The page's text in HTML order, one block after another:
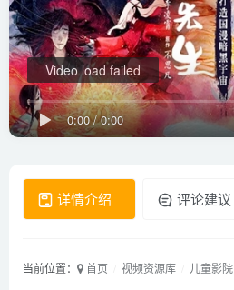
0:00/0:00
Video load failed
详情介绍 评论建议
当前位置： 首页 视频资源库 儿童影院